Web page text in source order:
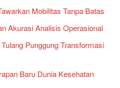
Mobilitas Tanpa Batas
Akurasi Analisis Operasional
Punggung Transformasi
Baru Dunia Kesehatan